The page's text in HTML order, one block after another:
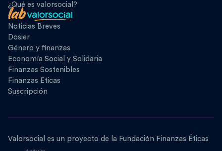
¿Qué es valorsocial?
Noticias Breves
Dosier
Género y finanzas
Economía Social y Solidaria
Finanzas Sostenibles
Finanzas Eticas
Suscripción
Valorsocial es un proyecto de la Fundación Finanzas Éticas